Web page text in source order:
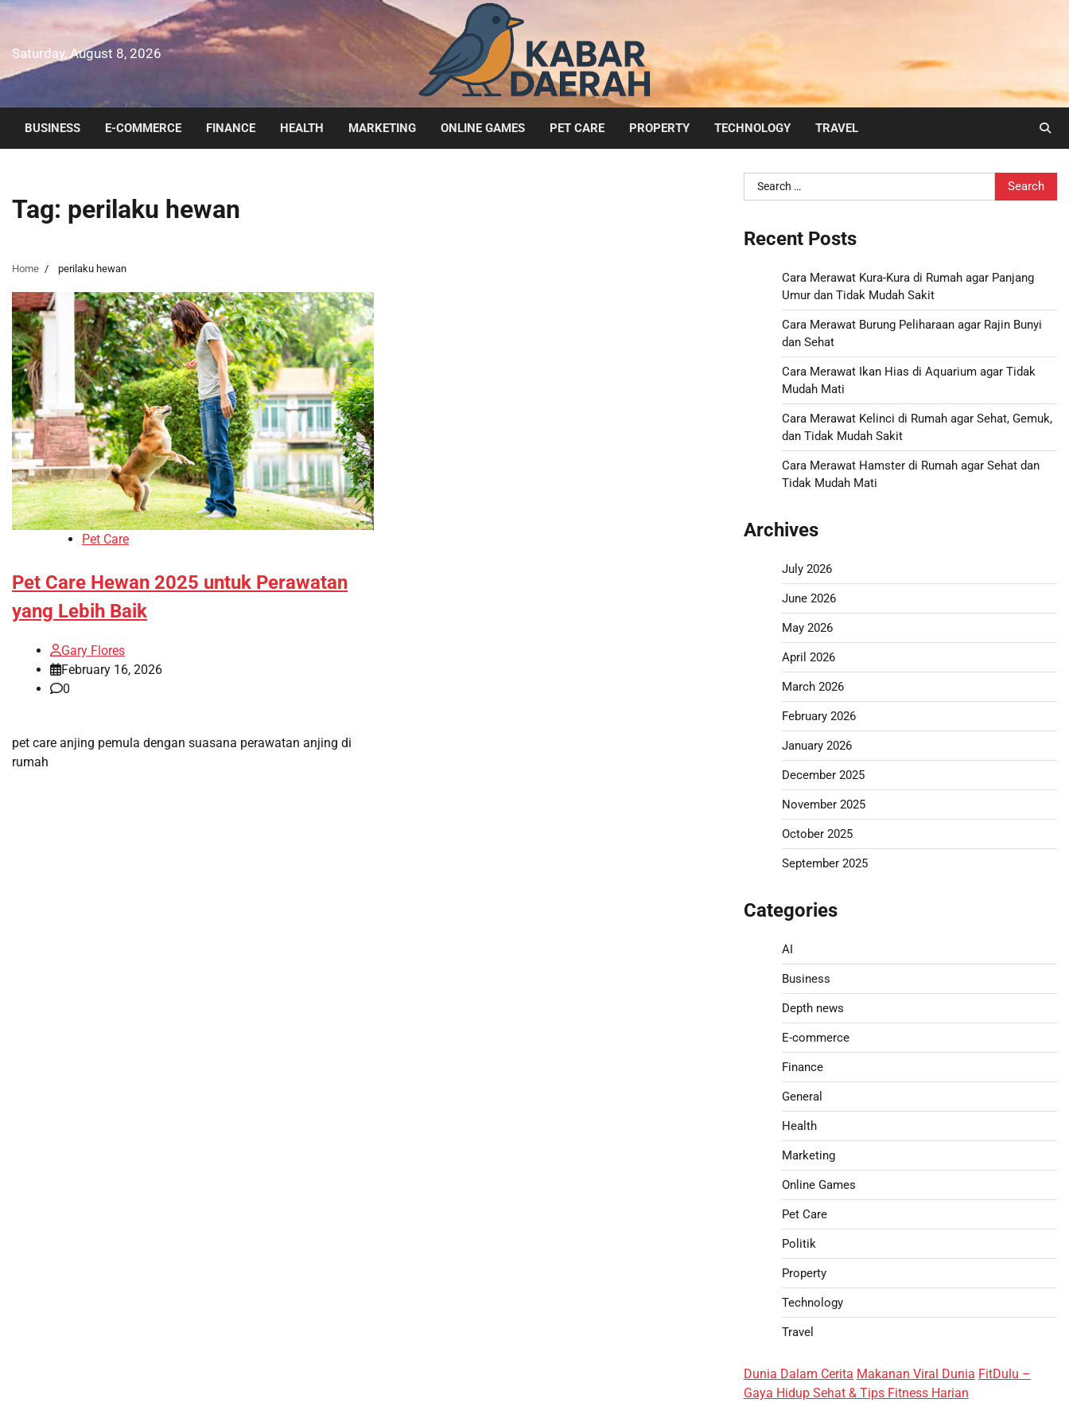
Skip
content
Saturday, August 8, 2026
BUSINESS E-COMMERCE FINANCE HEALTH MARKETING ONLINE GAMES PET CARE PROPERTY TECHNOLOGY TRAVEL
Tag: perilaku hewan
Home perilaku hewan
Pet Care
Pet Care Hewan 2025 untuk Perawatan
yang Lebih Baik
Gary Flores
February 16, 2026
0
pet care anjing pemula dengan suasana perawatan anjing di
rumah
Search
for:
Recent Posts
Cara Merawat Kura-Kura di Rumah agar Panjang
Umur dan Tidak Mudah Sakit
Cara Merawat Burung Peliharaan agar Rajin Bunyi
dan Sehat
Cara Merawat Ikan Hias di Aquarium agar Tidak
Mudah Mati
Cara Merawat Kelinci di Rumah agar Sehat, Gemuk,
dan Tidak Mudah Sakit
Cara Merawat Hamster di Rumah agar Sehat dan
Tidak Mudah Mati
Archives
July 2026
June 2026
May 2026
April 2026
March 2026
February 2026
January 2026
December 2025
November 2025
October 2025
September 2025
Categories
AI
Business
Depth news
E-commerce
Finance
General
Health
Marketing
Online Games
Pet Care
Politik
Property
Technology
Travel
Dunia Dalam Cerita Makanan Viral Dunia FitDulu –
Gaya Hidup Sehat & Tips Fitness Harian